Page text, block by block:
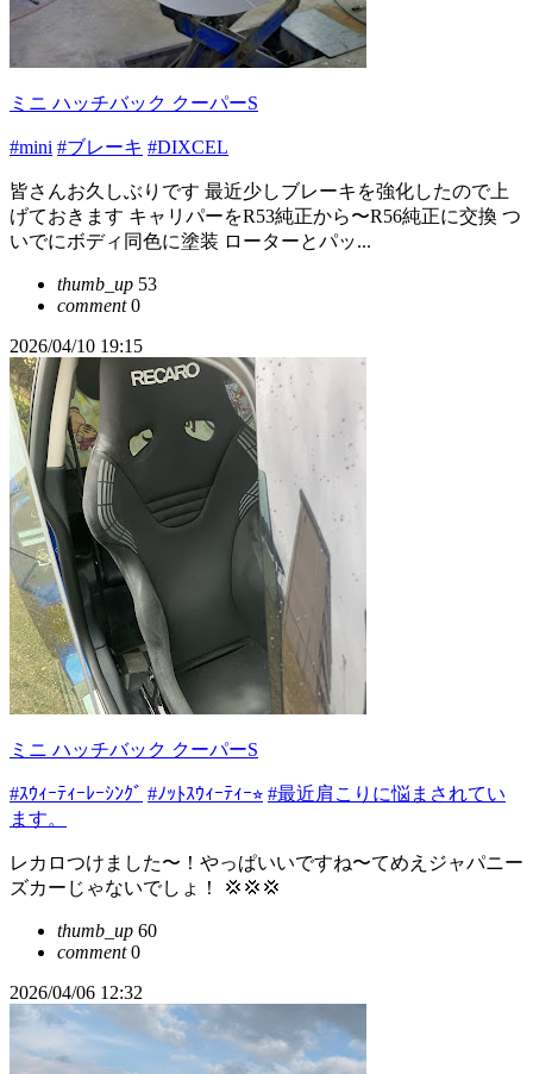
ミニ ハッチバック クーパーS
#mini #ブレーキ #DIXCEL
皆さんお久しぶりです 最近少しブレーキを強化したので上
げておきます キャリパーをR53純正から〜R56純正に交換 つ
いでにボディ同色に塗装 ローターとパッ...
thumb_up 53
comment0
2026/04/10 19:15
ミニ ハッチバック クーパーS
#ｽｳｨｰﾃｨｰﾚｰｼﾝｸﾞ #ﾉｯﾄｽｳｨｰﾃｨｰ⭐︎ #最近肩こりに悩まされてい
ます。
レカロつけました〜！やっぱいいですね〜てめえジャパニー
ズカーじゃないでしょ！ 💢💢💢
thumb_up 60
comment0
2026/04/06 12:32